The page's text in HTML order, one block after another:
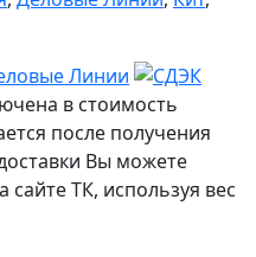
в стоимость
после получения
Вы можете
ТК, используя вес